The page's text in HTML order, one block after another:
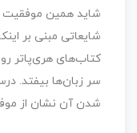
شاید همین موفقیت
شایعاتی مبنی بر
کتاب‌های هری‌پاتر
سر زبان‌ها بیفتد.
شدن آن نشان از